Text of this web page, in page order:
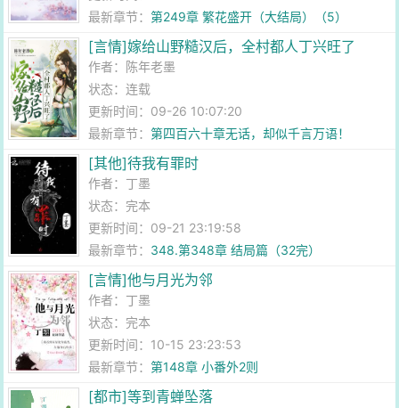
最新章节：第249章 繁花盛开（大结局）（5）
[言情]嫁给山野糙汉后，全村都人丁兴旺了
作者： 陈年老墨
状态：连载
更新时间：09-26 10:07:20
最新章节：第四百六十章无话，却似千言万语！
[其他]待我有罪时
作者： 丁墨
状态：完本
更新时间：09-21 23:19:58
最新章节： 348.第348章 结局篇（32完）
[言情]他与月光为邻
作者： 丁墨
状态：完本
更新时间：10-15 23:23:53
最新章节：第148章 小番外2则
[都市]等到青蝉坠落